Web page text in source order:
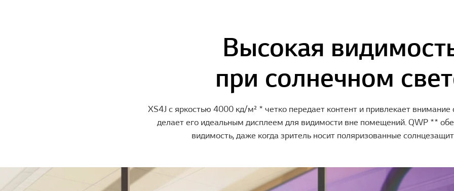
Высокая
при солнечном
XS4J с яркостью 4000 кд/м² * четко передает контент и привлекает внимание
делает его идеальным дисплеем для видимости вне помещений. QWP **
видимость, даже когда зритель носит поляризованные